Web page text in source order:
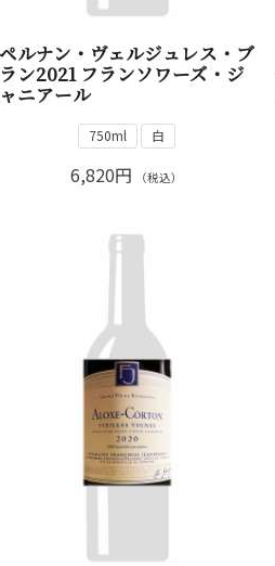
ペルナン・ヴェルジュレス・ブ
ラン2021 フランソワーズ・ジ
ャニアール
750ml 白
6,820円 （税込）